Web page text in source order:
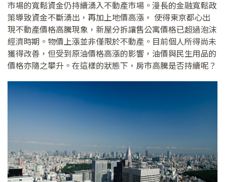
市場的寬鬆資金仍持續湧入不動產市場。漫長的金融寬鬆政
策導致資金不斷湧出，再加上地價高漲， 使得東京都心出
現不動產價格高騰現象，新屋分拆讓售公寓價格已超過泡沫
經濟時期。物價上漲並非僅限於不動產。目前個人所得尚未
獲得改善，但受到原油價格高漲的影響，油價與民生用品的
價格亦隨之攀升。在這樣的狀態下，房市高騰是否持續呢？